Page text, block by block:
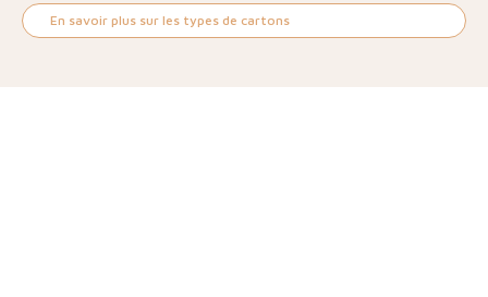
En savoir plus sur les types de cartons